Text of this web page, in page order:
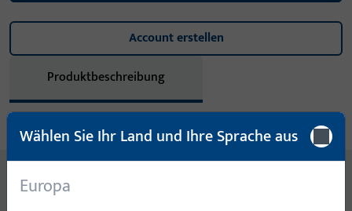
Account erstellen
Produktbeschreibung
Technische Daten Downloads
Inhalt
Wählen Sie Ihr Land und Ihre Sprache aus
Europa